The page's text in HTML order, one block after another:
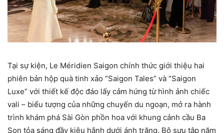
Tại sự kiện, Le Méridien Saigon chính thức giới thiệu hai
phiên bản hộp quà tinh xảo “Saigon Tales” và “Saigon
Luxe” với thiết kế độc đáo lấy cảm hứng từ hình ảnh chiếc
vali – biểu tượng của những chuyến du ngoạn, mở ra hành
trình khám phá Sài Gòn phồn hoa với khung cảnh cầu Ba
Son tỏa sáng đầy kiêu hãnh dưới ánh trăng. Bộ sưu tập năm